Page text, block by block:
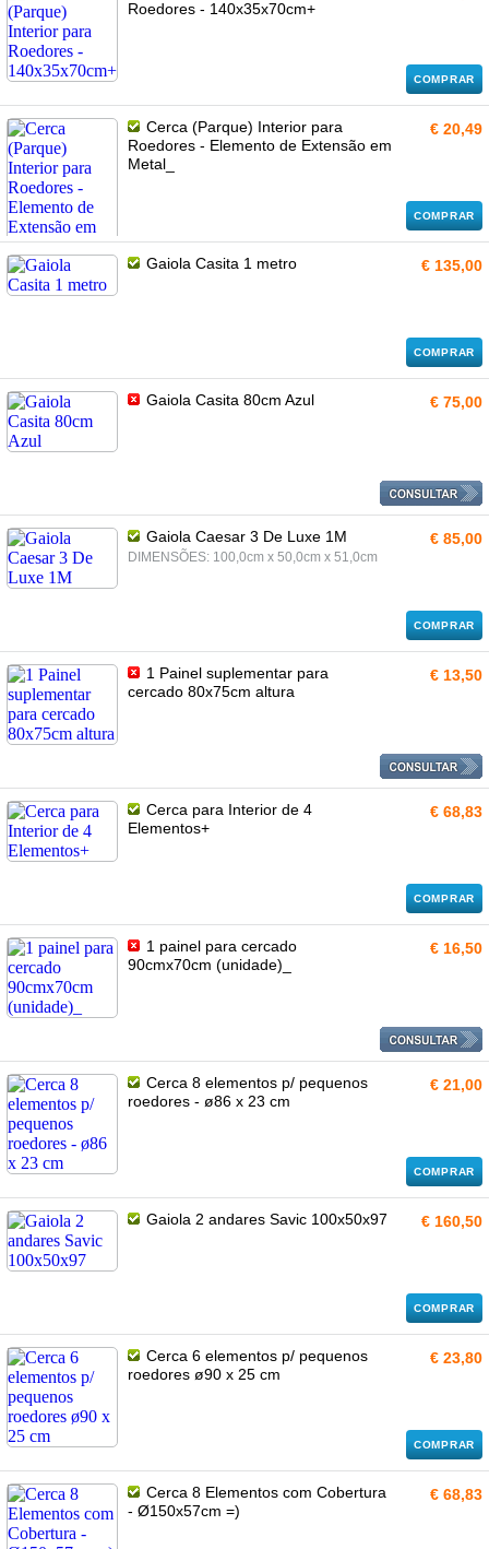
Roedores - 140x35x70cm+
COMPRAR
Cerca (Parque) Interior para
Roedores - Elemento de Extensão em
Metal_
€ 20,49
COMPRAR
Gaiola Casita 1 metro € 135,00
COMPRAR
Gaiola Casita 80cm Azul € 75,00
Gaiola Caesar 3 De Luxe 1M
DIMENSÕES: 100,0cm x 50,0cm x 51,0cm
€ 85,00
COMPRAR
1 Painel suplementar para
cercado 80x75cm altura
€ 13,50
Cerca para Interior de 4
Elementos+
€ 68,83
COMPRAR
1 painel para cercado
90cmx70cm (unidade)_
€ 16,50
Cerca 8 elementos p/ pequenos
roedores - ø86 x 23 cm
€ 21,00
COMPRAR
Gaiola 2 andares Savic 100x50x97 € 160,50
COMPRAR
Cerca 6 elementos p/ pequenos
roedores ø90 x 25 cm
€ 23,80
COMPRAR
Cerca 8 Elementos com Cobertura
- Ø150x57cm =)
€ 68,83